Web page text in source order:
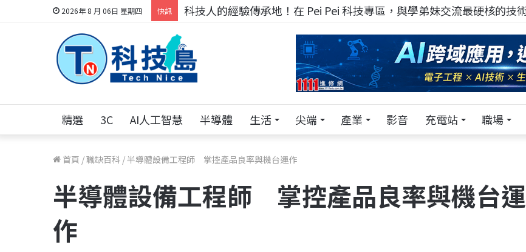
2026年 8 月 06日 星期四 快訊 科技人找工作，就到TECH+ 科技專區!
精選 3C AI人工智慧 半導體 生活 尖端 產業 影音 充電站 職場
首頁 /職缺百科 /半導體設備工程師 掌控產品良率與機台運作
半導體設備工程師 掌控產品良率與機台運
作